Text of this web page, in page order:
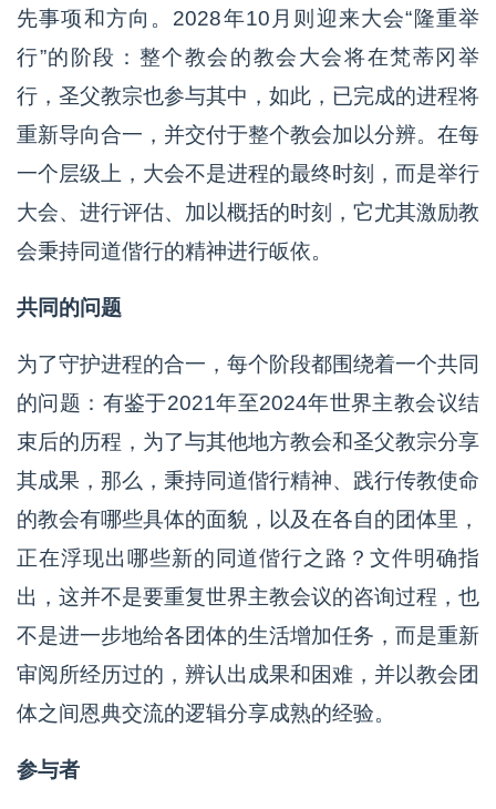
先事项和方向。2028年10月则迎来大会“隆重举
行”的阶段：整个教会的教会大会将在梵蒂冈举
行，圣父教宗也参与其中，如此，已完成的进程将
重新导向合一，并交付于整个教会加以分辨。在每
一个层级上，大会不是进程的最终时刻，而是举行
大会、进行评估、加以概括的时刻，它尤其激励教
会秉持同道偕行的精神进行皈依。
共同的问题
为了守护进程的合一，每个阶段都围绕着一个共同
的问题：有鉴于2021年至2024年世界主教会议结
束后的历程，为了与其他地方教会和圣父教宗分享
其成果，那么，秉持同道偕行精神、践行传教使命
的教会有哪些具体的面貌，以及在各自的团体里，
正在浮现出哪些新的同道偕行之路？文件明确指
出，这并不是要重复世界主教会议的咨询过程，也
不是进一步地给各团体的生活增加任务，而是重新
审阅所经历过的，辨认出成果和困难，并以教会团
体之间恩典交流的逻辑分享成熟的经验。
参与者